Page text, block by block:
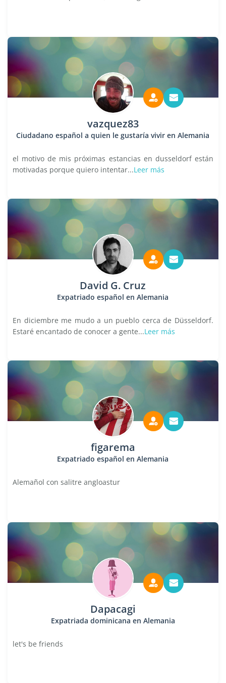
vazquez83
Ciudadano español a quien le gustaría vivir en Alemania
el motivo de mis próximas estancias en dusseldorf están
motivadas porque quiero intentar...Leer más
David G. Cruz
Expatriado español en Alemania
En diciembre me mudo a un pueblo cerca de Düsseldorf.
Estaré encantado de conocer a gente...Leer más
figarema
Expatriado español en Alemania
Alemañol con salitre angloastur
Dapacagi
Expatriada dominicana en Alemania
let's be friends